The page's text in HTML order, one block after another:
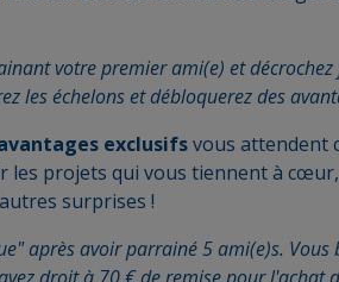
votre premier ami(e) et
les échelons et débloquerez des
exclusifsvous attendent
projets qui vous tiennent à
surprises !
après avoir parrainé 5 ami(e)s.